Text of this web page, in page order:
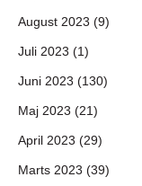
August 2023 (9)
Juli 2023 (1)
Juni 2023 (130)
Maj 2023 (21)
April 2023 (29)
Marts 2023 (39)